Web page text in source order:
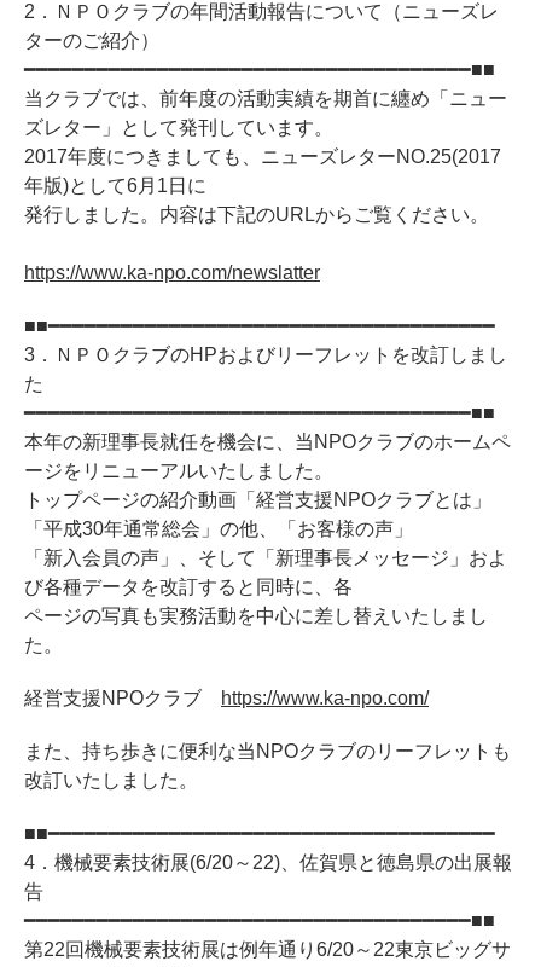
2．ＮＰＯクラブの年間活動報告について（ニューズレ
ターのご紹介）
━━━━━━━━━━━━━━━━━━━━━━━━━━━━━━━━━━━━━■■
当クラブでは、前年度の活動実績を期首に纏め「ニュー
ズレター」として発刊しています。
2017年度につきましても、ニューズレターNO.25(2017
年版)として6月1日に
発行しました。内容は下記のURLからご覧ください。
https://www.ka-npo.com/newslatter
■■━━━━━━━━━━━━━━━━━━━━━━━━━━━━━━━━━━━━━
3．ＮＰＯクラブのHPおよびリーフレットを改訂しまし
た
━━━━━━━━━━━━━━━━━━━━━━━━━━━━━━━━━━━━━■■
本年の新理事長就任を機会に、当NPOクラブのホームペ
ージをリニューアルいたしました。
トップページの紹介動画「経営支援NPOクラブとは」
「平成30年通常総会」の他、「お客様の声」
「新入会員の声」、そして「新理事長メッセージ」およ
び各種データを改訂すると同時に、各
ページの写真も実務活動を中心に差し替えいたしまし
た。
経営支援NPOクラブ https://www.ka-npo.com/
また、持ち歩きに便利な当NPOクラブのリーフレットも
改訂いたしました。
■■━━━━━━━━━━━━━━━━━━━━━━━━━━━━━━━━━━━━━
4．機械要素技術展(6/20～22)、佐賀県と徳島県の出展報
告
━━━━━━━━━━━━━━━━━━━━━━━━━━━━━━━━━━━━━■■
第22回機械要素技術展は例年通り6/20～22東京ビッグサ